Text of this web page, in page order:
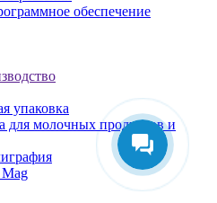
обеспечение
упаковка
для молочных продуктов и